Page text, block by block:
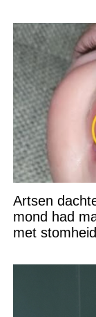
Artsen
mond had
met stomheid